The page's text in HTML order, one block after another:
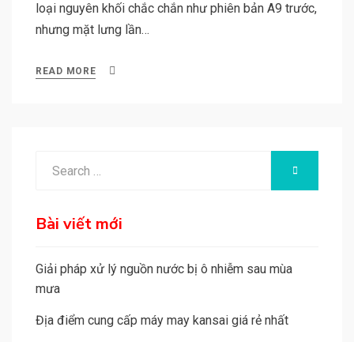
loại nguyên khối chắc chắn như phiên bản A9 trước,
nhưng mặt lưng lần…
READ MORE
SEARCH
Bài viết mới
Giải pháp xử lý nguồn nước bị ô nhiễm sau mùa
mưa
Địa điểm cung cấp máy may kansai giá rẻ nhất